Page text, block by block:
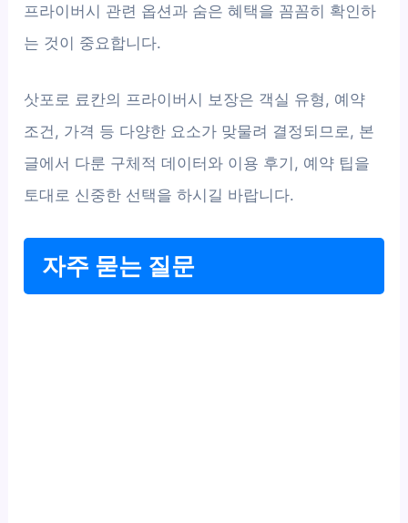
프라이버시 관련 옵션과 숨은 혜택을 꼼꼼히 확인하
는 것이 중요합니다.
삿포로 료칸의 프라이버시 보장은 객실 유형, 예약
조건, 가격 등 다양한 요소가 맞물려 결정되므로, 본
글에서 다룬 구체적 데이터와 이용 후기, 예약 팁을
토대로 신중한 선택을 하시길 바랍니다.
자주 묻는 질문